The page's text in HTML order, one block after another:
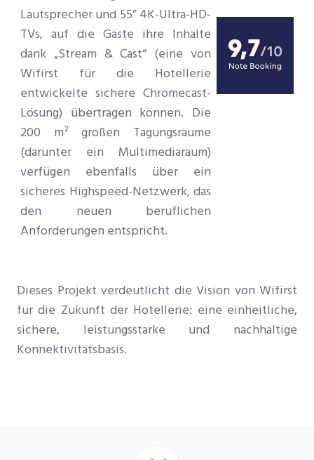
Lautsprecher und 55” 4K-Ultra-HD-
TVs, auf die Gäste ihre Inhalte
dank „Stream & Cast“ (eine von
Wifirst für die Hotellerie
entwickelte sichere Chromecast-
Lösung) übertragen können. Die
200 m² großen Tagungsräume
(darunter ein Multimediaraum)
verfügen ebenfalls über ein
sicheres Highspeed-Netzwerk, das
den neuen beruflichen
Anforderungen entspricht.
Dieses Projekt verdeutlicht die Vision von Wifirst
für die Zukunft der Hotellerie: eine einheitliche,
sichere, leistungsstarke und nachhaltige
Konnektivitätsbasis.